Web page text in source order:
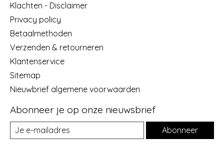
Klachten - Disclaimer
Privacy policy
Betaalmethoden
Verzenden & retourneren
Klantenservice
Sitemap
Nieuwbrief algemene voorwaarden
Abonneer je op onze nieuwsbrief
Abonneer